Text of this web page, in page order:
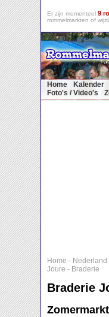
Er zijn momenteel 9
rommelmarkten of
Home Kalender
Foto's / Video's
Home - Nederland
Joure - Braderie
Braderie